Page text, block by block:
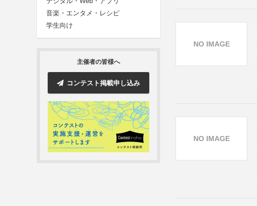
音楽・エンタメ・レシピ
学生向け
主催者の皆様へ
コンテスト掲載申し込み
NO IMAGE
NO IMAGE